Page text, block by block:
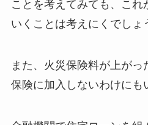
ことを考えてみても、これ
いくことは考えにくでしょ
また、火災保険料が上がっ
保険に加入しないわけにも